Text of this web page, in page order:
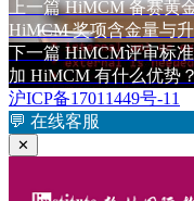
布
于
者 类
文
章
导
航
上一篇上
篇
文
章：
HiMCM 备赛黄
HiMCM 奖项含金量与升
下一篇 下
篇
文
章：
HiMCM评审标
加 HiMCM 有什么优势？
沪ICP备17011449号-11
💬 在线客服
✕